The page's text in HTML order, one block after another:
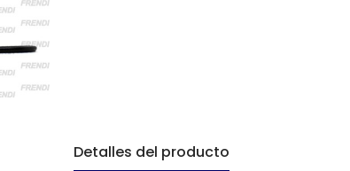
Detalles del producto